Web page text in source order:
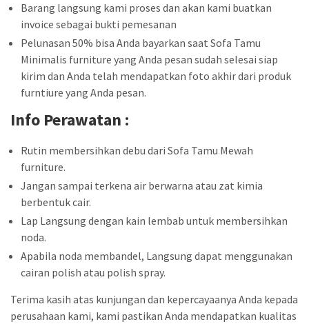
Barang langsung kami proses dan akan kami buatkan
invoice sebagai bukti pemesanan
Pelunasan 50% bisa Anda bayarkan saat Sofa Tamu
Minimalis furniture yang Anda pesan sudah selesai siap
kirim dan Anda telah mendapatkan foto akhir dari produk
furntiure yang Anda pesan.
Info Perawatan :
Rutin membersihkan debu dari Sofa Tamu Mewah
furniture.
Jangan sampai terkena air berwarna atau zat kimia
berbentuk cair.
Lap Langsung dengan kain lembab untuk membersihkan
noda.
Apabila noda membandel, Langsung dapat menggunakan
cairan polish atau polish spray.
Terima kasih atas kunjungan dan kepercayaanya Anda kepada
perusahaan kami, kami pastikan Anda mendapatkan kualitas